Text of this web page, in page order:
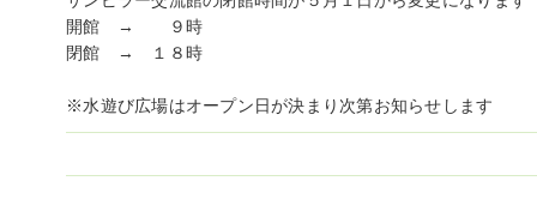
開館 → ９時
閉館 → １８時
※水遊び広場はオープン日が決まり次第お知らせします